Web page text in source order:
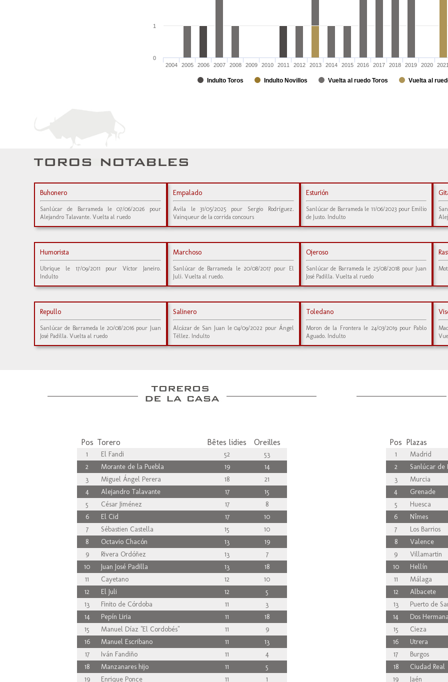
Indulto Toros Indulto Novillos Vuelta al ruedo Toros Vuelta al
2004 2005 2006 2007 2008 2009 2010 2011 2012 2013 2014 2015 2016 2017 2018 2019 2020
0
1
Buhonero
Sanlúcar de Barrameda le 07/06/2026 pour
Alejandro Talavante. Vuelta al ruedo
Empalado
Avila le 31/05/2025 pour Sergio Rodríguez.
Vainqueur de la corrida concours
Esturión
Sanlúcar de Barrameda le 11/06/2023 pour Emilio
de Justo. Indulto
Humorista
Ubrique le 17/09/2011 pour Víctor Janeiro.
Indulto
Marchoso
Sanlúcar de Barrameda le 20/08/2017 pour El
Juli. Vuelta al ruedo.
Ojeroso
Sanlúcar de Barrameda le 25/08/2018 pour Juan
José Padilla. Vuelta al ruedo
Repullo
Sanlúcar de Barrameda le 20/08/2016 pour Juan
José Padilla. Vuelta al ruedo
Salinero
Alcázar de San Juan le 04/09/2022 pour Ángel
Téllez. Indulto
Toledano
Moron de la Frontera le 24/03/2019 pour Pablo
Aguado. Indulto
Pos Torero Bêtes lidies Oreilles
1 El Fandi 52
53
2
Morante de la Puebla 19
14
3
Miguel Ángel Perera 18
21
4
Alejandro Talavante 17
15
5
César Jiménez 17
8
6
El Cid 17
10
7
Sébastien Castella 15
10
8
Octavio Chacón 13
19
9
Rivera Ordóñez 13
7
10
Juan José Padilla 13
18
11
Cayetano 12
10
12
El Juli 12
5
13
Finito de Córdoba 11
3
14
Pepín Liria 11
18
15
Manuel Díaz "El Cordobés" 11
9
16
Manuel Escribano 11
13
17
Iván Fandiño 11
4
18
Manzanares hijo 11
5
19
Enrique Ponce 11 1
Pos Plazas
1
Madrid
2
Sanlúcar de
3
Murcia
4
Grenade
5
Huesca
6
Nîmes
7
Los Barrios
8
Valence
9
Villamartin
10
Hellín
11
Málaga
12
Albacete
13
Puerto de
14
Dos
15
Cieza
16
Utrera
17
Burgos
18
Ciudad Real
19
Jaén